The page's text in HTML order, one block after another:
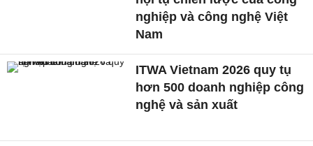
nghiệp và công nghệ Việt
Nam
ITWA Vietnam 2026 quy tụ
hơn 500 doanh nghiệp công
nghệ và sản xuất